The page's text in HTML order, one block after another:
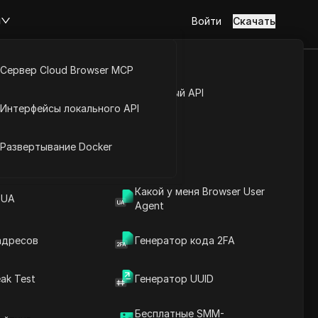
Открытый API
Какой у меня Browser User
Agent
Генератор кода 2FA
Test Генератор UUID
Бесплатные SMM-
Сервер Cloud Browser MCP
Интерфейсы локального API
Развертывание Docker
Войти Скачать
Market
Скоро будет доступно
дата-центрические и частные